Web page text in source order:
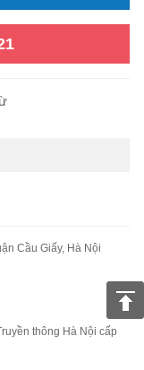
Cầu Giấy, Hà Nội
thông Hà Nội cấp